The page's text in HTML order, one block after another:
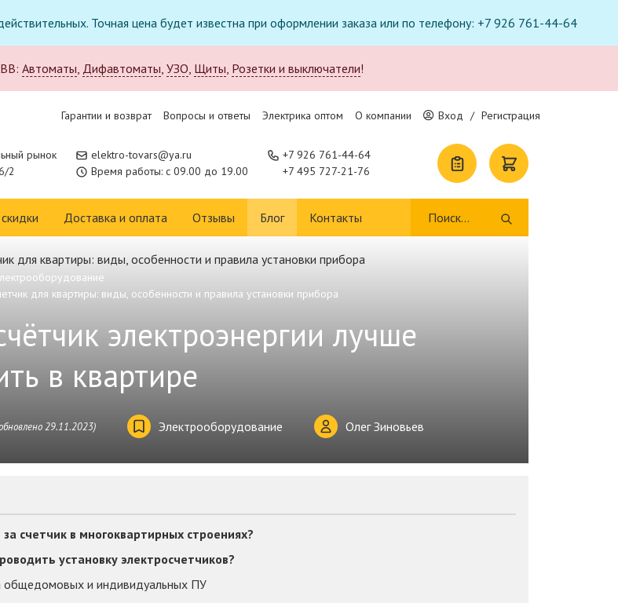
Точная цена будет известна при оформлении заказа или по телефону: +7 926 761-44-64
Автоматы, Дифавтоматы, УЗО, Щиты, Розетки и выключатели!
Гарантии и возврат Вопросы и ответы Электрика оптом О компании Вход / Регистрация
рынок
2
elektro-tovars@ya.ru
Время работы: с 09.00 до 19.00
+7 926 761-44-64
+7 495 727-21-76
Доставка и оплата Отзывы Блог Контакты
для квартиры: виды, особенности и правила установки прибора
электроэнергии лучше
в квартире
29.11.2023) Электрооборудование Олег Зиновьев
счетчик в многоквартирных строениях?
установку электросчетчиков?
общедомовых и индивидуальных ПУ